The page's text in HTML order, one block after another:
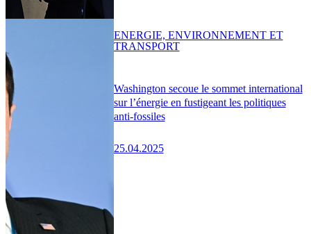
Washington secoue le sommet international
sur l’énergie en fustigeant les politiques
anti-fossiles
25.04.2025
ENERGIE, ENVIRONNEMENT ET
TRANSPORT